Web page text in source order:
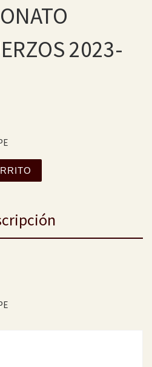
2023-
2023-2024